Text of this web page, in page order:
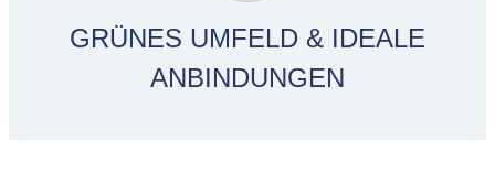
GRÜNES UMFELD & IDEALE
ANBINDUNGEN